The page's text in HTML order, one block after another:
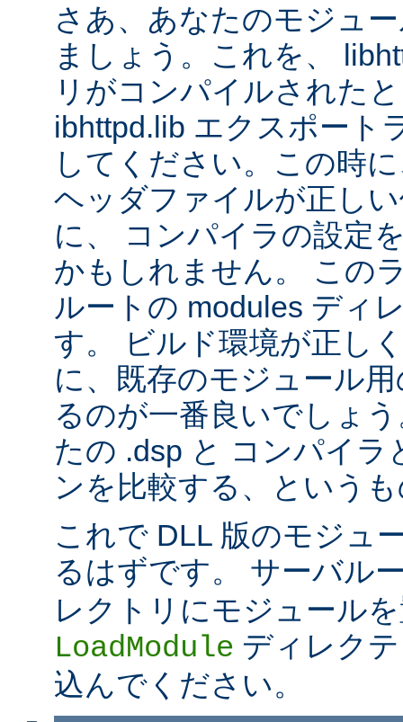
さあ、あなたのモジュ
ましょう。これを、
リがコンパイルされた
ibhttpd.lib エクスポート
してください。この時
ヘッダファイルが正し
に、 コンパイラの設定
かもしれません。 この
ルートの modules ディ
す。 ビルド環境が正し
に、既存のモジュール
るのが一番良いでしょ
たの .dsp と コンパイ
ンを比較する、という
これで DLL 版のモジュ
るはずです。 サーバル
レクトリにモジュール
LoadModule ディレク
込んでください。